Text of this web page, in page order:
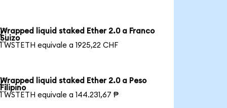
Wrapped liquid staked Ether 2.0 a Franco
Suizo
1 WSTETH equivale a 1925,22 CHF
Wrapped liquid staked Ether 2.0 a Peso
Filipino
1 WSTETH equivale a 144.231,67 ₱